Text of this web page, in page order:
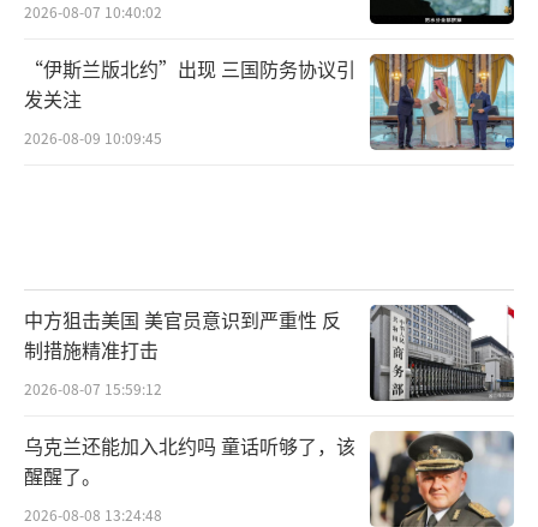
美国：拜登称将帮助叙人民面对风险特朗
普表示美不应介入
当地时间12月8日，美国总统拜登就叙利亚
局势发表讲话称，阿萨德政权的终结对于叙利
风险。
当天早些时候，美国当选总统特朗普曾通
过社交媒体表示，叙利亚一片混乱，
美国不应该参与其中，这不是美国的战
斗，不要介入。
2026-08-07 10:40:02
“伊斯兰版北约”出现 三国防务协议引
发关注
2026-08-09 10:09:45
中方狙击美国 美官员意识到严重性 反
制措施精准打击
2026-08-07 15:59:12
乌克兰还能加入北约吗 童话听够了，该
醒醒了。
2026-08-08 13:24:48